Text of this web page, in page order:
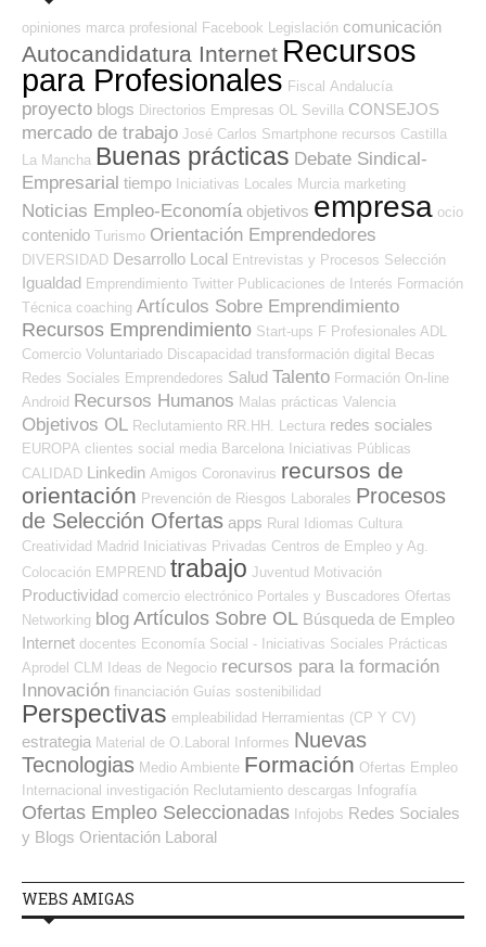
opiniones marca profesional Facebook Legislación comunicación
Autocandidatura Internet Recursos
para Profesionales Fiscal Andalucía
proyecto blogs Directorios Empresas OL Sevilla CONSEJOS
mercado de trabajo José Carlos Smartphone recursos Castilla
La Mancha Buenas prácticas Debate Sindical-
Empresarial tiempo Iniciativas Locales Murcia marketing
Noticias Empleo-Economía objetivos empresa ocio
contenido Turismo Orientación Emprendedores
DIVERSIDAD Desarrollo Local Entrevistas y Procesos Selección
Igualdad Emprendimiento Twitter Publicaciones de Interés Formación
Técnica coaching Artículos Sobre Emprendimiento
Recursos Emprendimiento Start-ups F Profesionales ADL
Comercio Voluntariado Discapacidad transformación digital
Becas
Redes Sociales Emprendedores Salud Talento Formación On-line
Android Recursos Humanos Malas prácticas Valencia
Objetivos OL Reclutamiento RR.HH. Lectura redes sociales
EUROPA clientes social media Barcelona
Iniciativas Públicas
CALIDAD Linkedin Amigos Coronavirus recursos de
orientación Prevención de Riesgos Laborales Procesos
de Selección Ofertas apps Rural Idiomas Cultura
Creatividad Madrid Iniciativas Privadas Centros de Empleo y Ag.
Colocación EMPREND trabajo Juventud Motivación
Productividad comercio electrónico Portales y Buscadores Ofertas
Networking blog Artículos Sobre OL Búsqueda de Empleo
Internet docentes Economía Social - Iniciativas Sociales Prácticas
Aprodel CLM
Ideas de Negocio recursos para la formación
Innovación financiación Guías sostenibilidad
Perspectivas empleabilidad Herramientas (CP Y CV)
estrategia Material de O.Laboral Informes Nuevas
Tecnologias Medio Ambiente Formación Ofertas Empleo
Internacional investigación Reclutamiento descargas Infografía
Ofertas Empleo Seleccionadas Infojobs Redes Sociales
y Blogs Orientación Laboral
WEBS AMIGAS